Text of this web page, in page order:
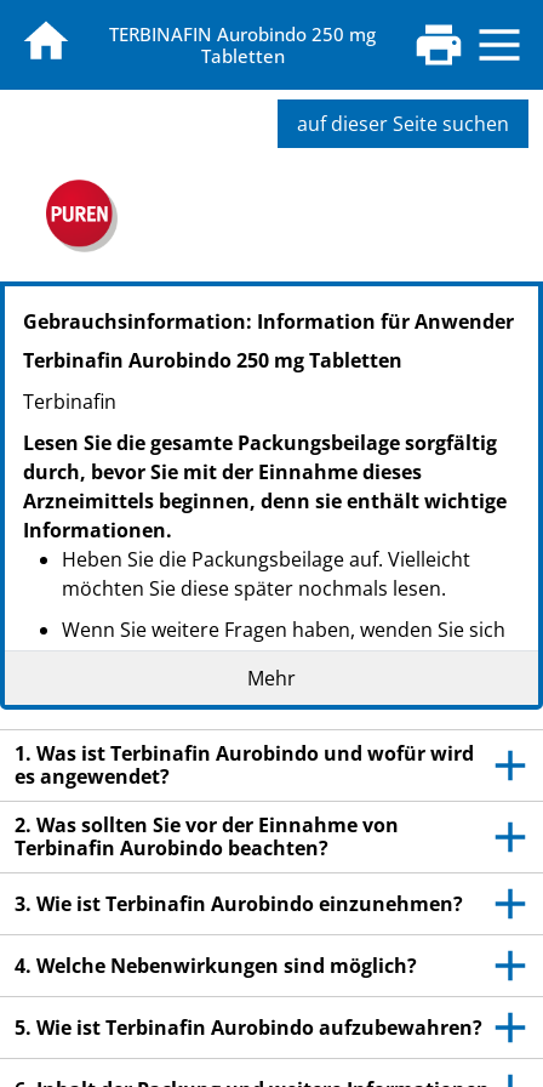
TERBINAFIN Aurobindo 250 mg
Tabletten
auf dieser Seite suchen
PZN: 09763900
PPN: 110976390061
NTIN: 04150097639006
PPN: 110976392317
NTIN: 04150097639235
PZN: 09763952
PPN: 110976395236
NTIN: 04150097639525
Gebrauchsinformation: Information für Anwender
Terbinafin Aurobindo 250 mg Tabletten
Terbinafin
Lesen Sie die gesamte Packungsbeilage sorgfältig
durch, bevor Sie mit der Einnahme dieses
Arzneimittels beginnen, denn sie enthält wichtige
Informationen.
Heben Sie die Packungsbeilage auf. Vielleicht
möchten Sie diese später nochmals lesen.
Wenn Sie weitere Fragen haben, wenden Sie sich
an Ihren Arzt oder Apotheker.
Dieses Arzneimittel wurde Ihnen persönlich
verschrieben. Geben Sie es nicht an Dritte weiter.
Es kann anderen Menschen schaden, auch wenn
diese die gleichen Beschwerden haben wie Sie.
Wenn Sie Nebenwirkungen bemerken, wenden Sie
sich an Ihren Arzt oder Apotheker. Dies gilt auch
Packungsbeilage angegeben sind. Siehe Abschnitt
Mehr
1. Was ist Terbinafin Aurobindo und wofür wird
es angewendet?
2. Was sollten Sie vor der Einnahme von
Terbinafin Aurobindo beachten?
3. Wie ist Terbinafin Aurobindo einzunehmen?
4. Welche Nebenwirkungen sind möglich?
5. Wie ist Terbinafin Aurobindo aufzubewahren?